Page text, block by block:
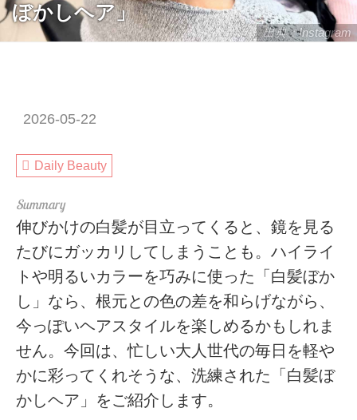
出典：Instagram
ぼかしヘア」
2026-05-22
Daily Beauty
伸びかけの白髪が目立ってくると、鏡を見る
たびにガッカリしてしまうことも。ハイライ
トや明るいカラーを巧みに使った「白髪ぼか
し」なら、根元との色の差を和らげながら、
今っぽいヘアスタイルを楽しめるかもしれま
せん。今回は、忙しい大人世代の毎日を軽や
かに彩ってくれそうな、洗練された「白髪ぼ
かしヘア」をご紹介します。